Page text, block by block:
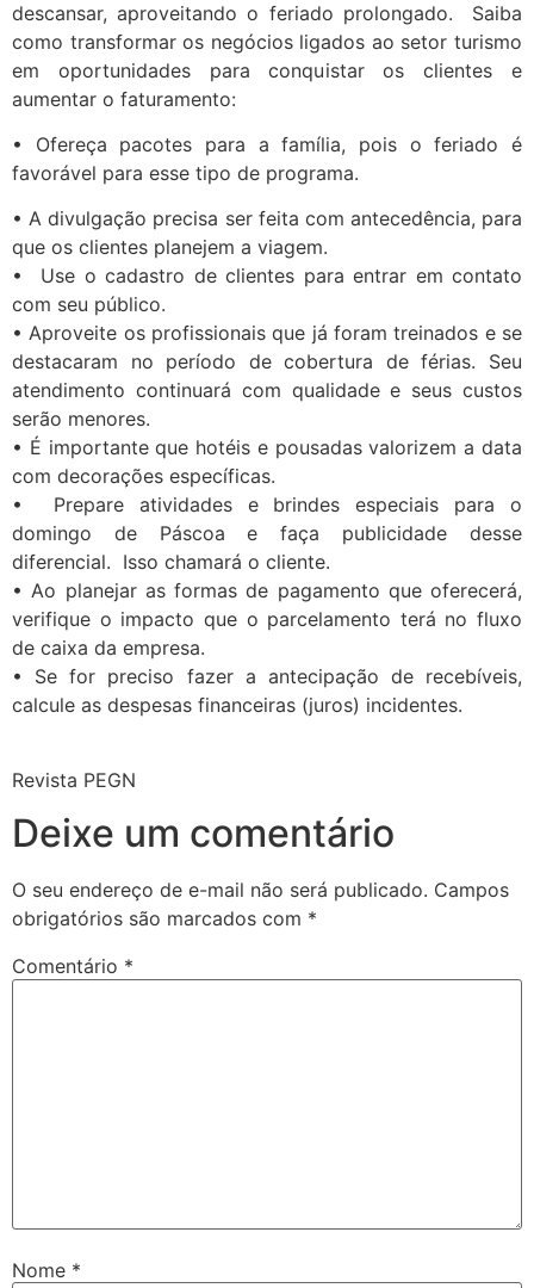
descansar, aproveitando o feriado prolongado. Saiba
como transformar os negócios ligados ao setor turismo
em oportunidades para conquistar os clientes e
aumentar o faturamento:
• Ofereça pacotes para a família, pois o feriado é
favorável para esse tipo de programa.
• A divulgação precisa ser feita com antecedência, para
que os clientes planejem a viagem.
• Use o cadastro de clientes para entrar em contato
com seu público.
• Aproveite os profissionais que já foram treinados e se
destacaram no período de cobertura de férias. Seu
atendimento continuará com qualidade e seus custos
serão menores.
• É importante que hotéis e pousadas valorizem a data
com decorações específicas.
• Prepare atividades e brindes especiais para o
domingo de Páscoa e faça publicidade desse
diferencial. Isso chamará o cliente.
• Ao planejar as formas de pagamento que oferecerá,
verifique o impacto que o parcelamento terá no fluxo
de caixa da empresa.
• Se for preciso fazer a antecipação de recebíveis,
calcule as despesas financeiras (juros) incidentes.
Revista PEGN
Deixe um comentário
O seu endereço de e-mail não será publicado. Campos
obrigatórios são marcados com *
Comentário *
Nome *